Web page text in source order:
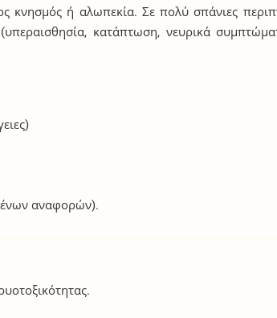
κνησμός ή αλωπεκία. Σε πολύ σπάνιες
κατάπτωση, νευρικά
αναφορών).